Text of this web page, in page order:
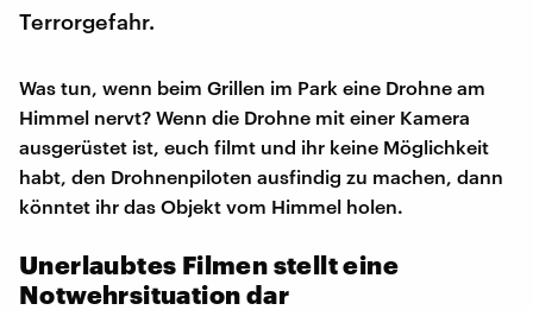
Terrorgefahr.
Was tun, wenn beim Grillen im Park eine Drohne am
Himmel nervt? Wenn die Drohne mit einer Kamera
ausgerüstet ist, euch filmt und ihr keine Möglichkeit
habt, den Drohnenpiloten ausfindig zu machen, dann
könntet ihr das Objekt vom Himmel holen.
Unerlaubtes Filmen stellt eine
Notwehrsituation dar